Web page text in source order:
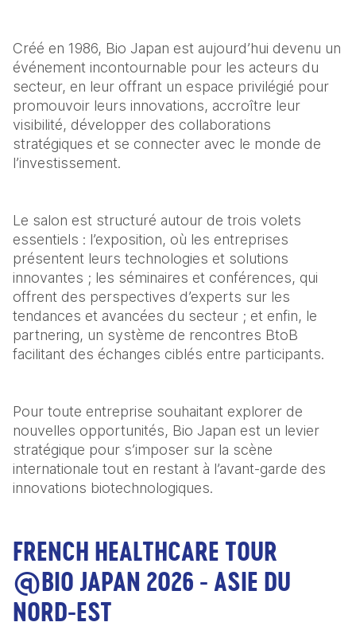
Créé en 1986, Bio Japan est aujourd’hui devenu un
événement incontournable pour les acteurs du
secteur, en leur offrant un espace privilégié pour
promouvoir leurs innovations, accroître leur
visibilité, développer des collaborations
stratégiques et se connecter avec le monde de
l’investissement.
Le salon est structuré autour de trois volets
essentiels : l’exposition, où les entreprises
présentent leurs technologies et solutions
innovantes ; les séminaires et conférences, qui
offrent des perspectives d’experts sur les
tendances et avancées du secteur ; et enfin, le
partnering, un système de rencontres BtoB
facilitant des échanges ciblés entre participants.
Pour toute entreprise souhaitant explorer de
nouvelles opportunités, Bio Japan est un levier
stratégique pour s’imposer sur la scène
internationale tout en restant à l’avant-garde des
innovations biotechnologiques.
FRENCH HEALTHCARE TOUR
@BIO JAPAN 2026 - ASIE DU
NORD-EST